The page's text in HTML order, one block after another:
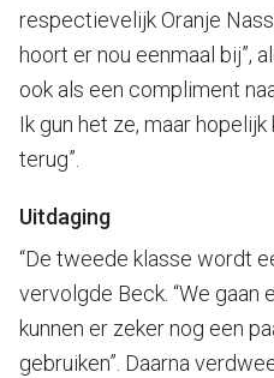
respectievelijk Oranje
hoort er nou eenmaal bij”,
ook als een compliment
Ik gun het ze, maar
terug”.
Uitdaging
“De tweede klasse wordt
vervolgde Beck. “We gaan
kunnen er zeker nog een
gebruiken”. Daarna